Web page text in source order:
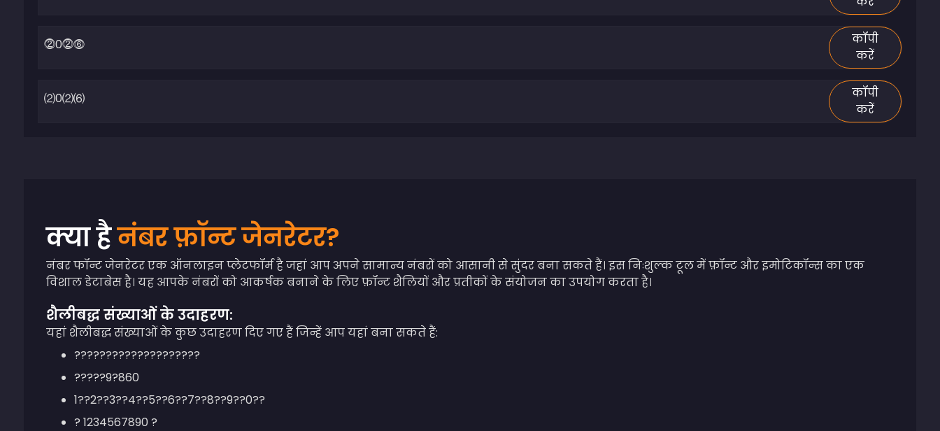
कॉपी
करें
कॉपी
करें
क्या हैनंबर फ़ॉन्ट जेनरेटर?
नंबर फॉन्ट जेनरेटर एक ऑनलाइन प्लेटफॉर्म है जहां आप अपने सामान्य नंबरों को आसानी से सुंदर बना सकते हैं। इस निःशुल्क टूल में फ़ॉन्ट और इमोटिकॉन्स का एक
विशाल डेटाबेस है। यह आपके नंबरों को आकर्षक बनाने के लिए फ़ॉन्ट शैलियों और प्रतीकों के संयोजन का उपयोग करता है।
शैलीबद्ध संख्याओं के उदाहरण:
यहां शैलीबद्ध संख्याओं के कुछ उदाहरण दिए गए हैं जिन्हें आप यहां बना सकते हैं:
????????????????????
?????9?860
1??2??3??4??5??6??7??8??9??0??
? 1234567890 ?